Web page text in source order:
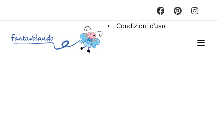
Condizioni d’uso